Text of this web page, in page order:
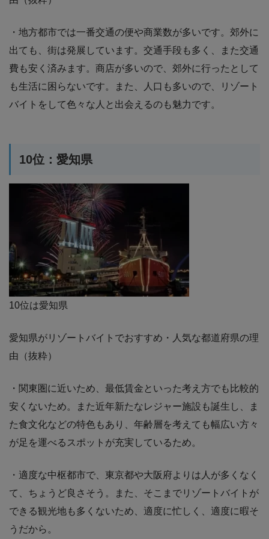
・地方都市では一番交通の便や商業数が多いです。郊外に
出ても、街は発展しています。交通手段も多く、また交通
費も安く済みます。商店が多いので、郊外に行ったとして
も生活に困らないです。また、人口も多いので、リゾート
バイトをして色々な人と出会えるのも魅力です。
10位：愛知県
10位は愛知県
愛知県がリゾートバイトでおすすめ・人気な都道府県の理
由（抜粋）
・関東圏に近いため、最低賃金といった考え方でも比較的
安くないため。また近年新たなレジャー施設も誕生し、ま
た食文化などの特色もあり、年齢層を考えても幅広い方々
が足を運べるスポットが充実しているため。
・適度な中枢都市で、東京都や大阪府よりは人が多くなく
て、ちょうど良さそう。また、そこまでリゾートバイトが
できる観光地も多くないため、適度に忙しく、適度に暇そ
うだから。